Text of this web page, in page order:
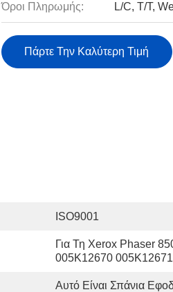
Όροι Πληρωμής: L/C, T/T,
Πάρτε Την Καλύτερη Τιμή
ISO9001
Για Τη Xerox Phaser
005K12670
Αυτό Είναι Σπάνια